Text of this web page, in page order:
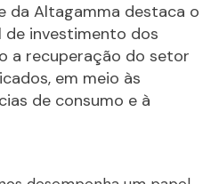
da Altagamma destaca o
investimento dos
a recuperação do setor
em meio às
de consumo e à